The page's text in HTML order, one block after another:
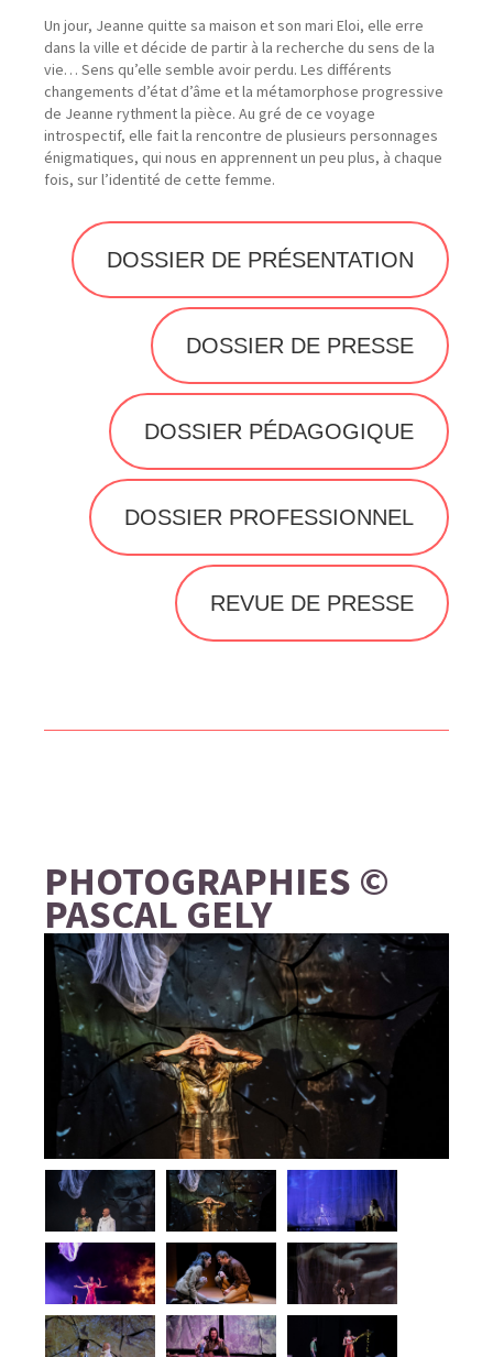
Un jour, Jeanne quitte sa maison et son mari Eloi, elle erre
dans la ville et décide de partir à la recherche du sens de la
vie… Sens quʼelle semble avoir perdu. Les différents
changements dʼétat dʼâme et la métamorphose progressive
de Jeanne rythment la pièce. Au gré de ce voyage
introspectif, elle fait la rencontre de plusieurs personnages
énigmatiques, qui nous en apprennent un peu plus, à chaque
fois, sur lʼidentité de cette femme.
DOSSIER DE PRÉSENTATION
DOSSIER DE PRESSE
DOSSIER PÉDAGOGIQUE
DOSSIER PROFESSIONNEL
REVUE DE PRESSE
PHOTOGRAPHIES ©
PASCAL GELY